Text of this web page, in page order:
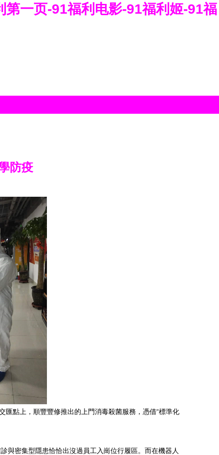
一页-91福利电影-91福利姬-91福
防疫
匯點上，順豐豐修推出的上門消毒殺菌服務，憑借“標準化
與密集型隱患恰恰出沒過員工入崗位行履區。而在機器人